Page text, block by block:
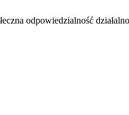
odpowiedzialność